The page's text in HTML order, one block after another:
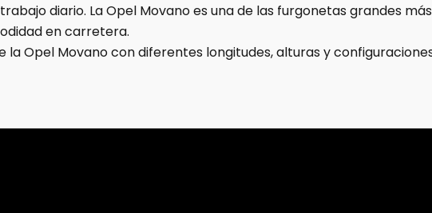
diario. La Opel Movano es una de las furgonetas grandes
en carretera.
Opel Movano con diferentes longitudes, alturas y